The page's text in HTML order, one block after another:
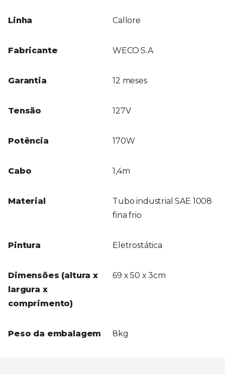
Linha Callore
Fabricante WECO S.A
Garantia 12 meses
Tensão 127V
Potência 170W
Cabo 1,4m
Material
Tubo industrial SAE 1008
fina frio
Pintura Eletrostática
Dimensões (altura x
largura x
comprimento)
69 x 50 x 3cm
Peso da embalagem 8kg